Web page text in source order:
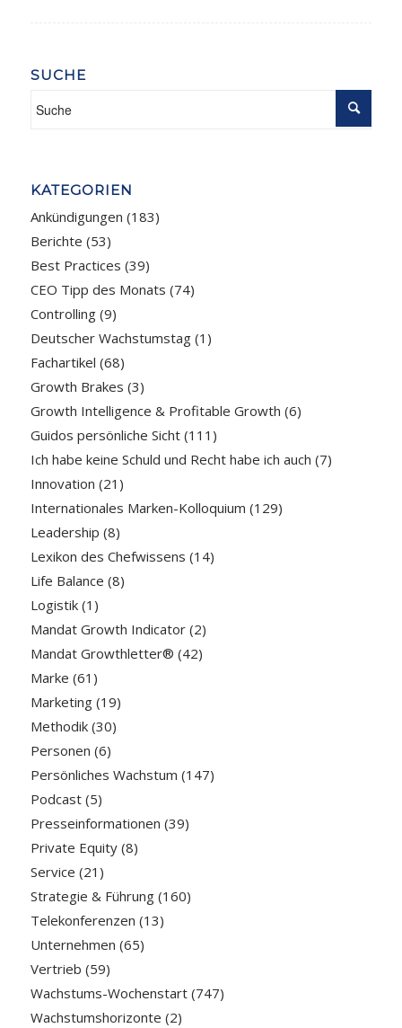
SUCHE
KATEGORIEN
Ankündigungen (183)
Berichte (53)
Best Practices (39)
CEO Tipp des Monats (74)
Controlling(9)
Deutscher Wachstumstag(1)
Fachartikel (68)
Growth Brakes (3)
Growth Intelligence & Profitable Growth (6)
Guidos persönliche Sicht(111)
Ich habe keine Schuld und Recht habe ich auch (7)
Innovation (21)
Internationales Marken-Kolloquium (129)
Leadership (8)
Lexikon des Chefwissens (14)
Life Balance (8)
Logistik(1)
Mandat Growth Indicator(2)
Mandat Growthletter® (42)
Marke (61)
Marketing(19)
Methodik(30)
Personen (6)
Persönliches Wachstum (147)
Podcast(5)
Presseinformationen (39)
Private Equity(8)
Service (21)
Strategie & Führung(160)
Telekonferenzen (13)
Unternehmen (65)
Vertrieb (59)
Wachstums-Wochenstart(747)
Wachstumshorizonte (2)